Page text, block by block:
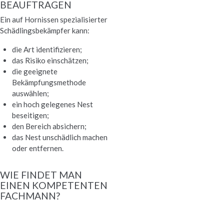
BEAUFTRAGEN
Ein auf Hornissen spezialisierter
Schädlingsbekämpfer kann:
die Art identifizieren;
das Risiko einschätzen;
die geeignete
Bekämpfungsmethode
auswählen;
ein hoch gelegenes Nest
beseitigen;
den Bereich absichern;
das Nest unschädlich machen
oder entfernen.
WIE FINDET MAN
EINEN KOMPETENTEN
FACHMANN?